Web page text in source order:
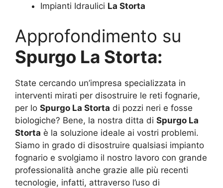
Impianti Idraulici La Storta
Approfondimento su
Spurgo La Storta:
State cercando un’impresa specializzata in
interventi mirati per disostruire le reti fognarie,
per lo Spurgo La Storta di pozzi neri e fosse
biologiche? Bene, la nostra ditta di Spurgo La
Storta è la soluzione ideale ai vostri problemi.
Siamo in grado di disostruire qualsiasi impianto
fognario e svolgiamo il nostro lavoro con grande
professionalità anche grazie alle più recenti
tecnologie, infatti, attraverso l’uso di